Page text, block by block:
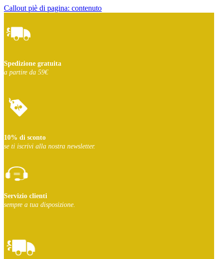
Callout piè di pagina: contenuto
Spedizione gratuita
a partire da 59€
10% di sconto
se ti iscrivi alla nostra newsletter.
Servizio clienti
sempre a tua disposizione.